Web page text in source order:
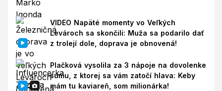
VIDEO Napäté momenty vo Veľkých
Levároch sa skončili: Muža sa podarilo dať
z trolejí dole, doprava je obnovená!
Plačková vysolila za 3 nápoje na dovolenke
sumu, z ktorej sa vám zatočí hlava: Keby
mám tu kaviareň, som milionárka!